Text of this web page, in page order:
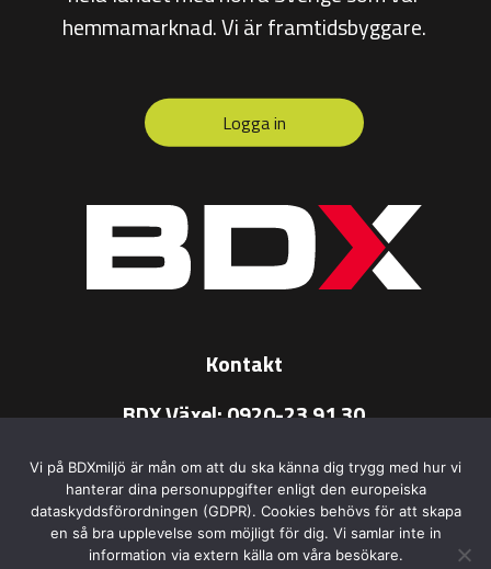
hemmamarknad. Vi är framtidsbyggare.
Logga in
Kontakt
BDX Växel:0920-23 91 30
Vi på BDXmiljö är mån om att du ska känna dig trygg med hur vi
hanterar dina personuppgifter enligt den europeiska
dataskyddsförordningen (GDPR). Cookies behövs för att skapa
en så bra upplevelse som möjligt för dig. Vi samlar inte in
information via extern källa om våra besökare.